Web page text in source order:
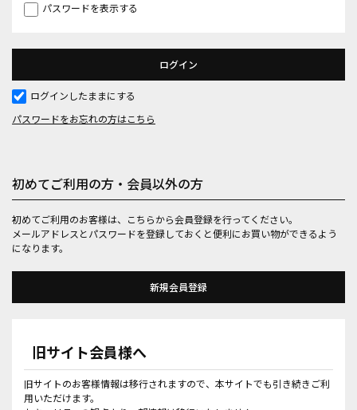
パスワードを表示する
ログインしたままにする
パスワードをお忘れの方はこちら
初めてご利用の方・会員以外の方
初めてご利用のお客様は、こちらから会員登録を行ってください。
メールアドレスとパスワードを登録しておくと便利にお買い物ができるよう
になります。
旧サイト会員様へ
旧サイトのお客様情報は移行されますので、本サイトでも引き続きご利
用いただけます。